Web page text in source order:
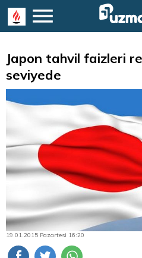
Japon tahvil faizleri
seviyede
19.01.2015 Pazartesi 16:20